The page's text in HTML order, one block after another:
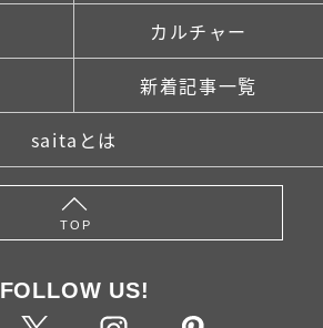
カルチャー
新着記事一覧
saitaとは
TOP
FOLLOW US!